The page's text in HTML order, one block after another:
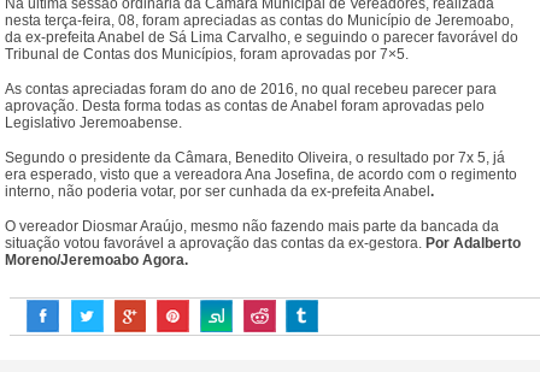
Na última sessão ordinária da Câmara Municipal de Vereadores, realizada
nesta terça-feira, 08, foram apreciadas as contas do Município de Jeremoabo,
da ex-prefeita Anabel de Sá Lima Carvalho, e seguindo o parecer favorável do
Tribunal de Contas dos Municípios, foram aprovadas por 7×5.
As contas apreciadas foram do ano de 2016, no qual recebeu parecer para
aprovação. Desta forma todas as contas de Anabel foram aprovadas pelo
Legislativo Jeremoabense.
Segundo o presidente da Câmara, Benedito Oliveira, o resultado por 7x 5, já
era esperado, visto que a vereadora Ana Josefina, de acordo com o regimento
interno, não poderia votar, por ser cunhada da ex-prefeita Anabel.
O vereador Diosmar Araújo, mesmo não fazendo mais parte da bancada da
situação votou favorável a aprovação das contas da ex-gestora. Por Adalberto
Moreno/Jeremoabo Agora.